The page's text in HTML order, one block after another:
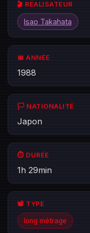
🎬 RÉALISATEUR
Isao Takahata
📅 ANNÉE
1988
🏳️ NATIONALITÉ
Japon
⏱️ DURÉE
1h 29min
📽️ TYPE
long métrage